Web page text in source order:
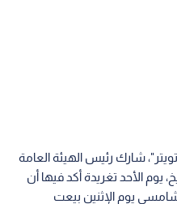
شارك رئيس الهيئة العامة
يوم الأحد تغريدة أكد فيها أن
يوم الإثنين بيعت